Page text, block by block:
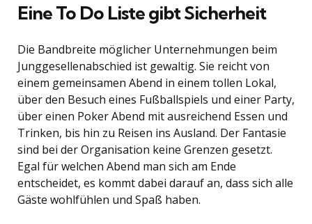
Eine To Do Liste gibt Sicherheit
Die Bandbreite möglicher Unternehmungen beim
Junggesellenabschied ist gewaltig. Sie reicht von
einem gemeinsamen Abend in einem tollen Lokal,
über den Besuch eines Fußballspiels und einer Party,
über einen Poker Abend mit ausreichend Essen und
Trinken, bis hin zu Reisen ins Ausland. Der Fantasie
sind bei der Organisation keine Grenzen gesetzt.
Egal für welchen Abend man sich am Ende
entscheidet, es kommt dabei darauf an, dass sich alle
Gäste wohlfühlen und Spaß haben.